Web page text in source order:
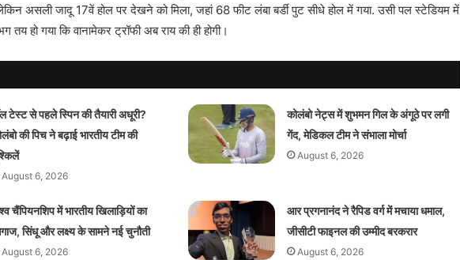
लेकिन असली जादू 17वें होल पर देखने को मिला, जहां 68 फीट लंबा बर्डी पुट सीधे होल में गया. उसी पल स्टेडियम में
हो गया कि वानामेकर ट्रॉफी अब राय की ही होगी।
टेस्ट से पहले स्पिन की तैयारी अधूरी?
की पिच ने बढ़ाई भारतीय टीम की
August 6, 2026
कोलंबो नेट्स में शुभमन गिल के अंगूठे पर लगी
गेंद, मेडिकल टीम ने संभाला मोर्चा
August 6, 2026
चैंपियनशिप में भारतीय खिलाड़ियों का
सिंधू और लक्ष्य के सामने नई चुनौती
August 6, 2026
आर प्रगनानंद ने रैपिड वर्ग में मचाया धमाल,
जीसीटी फाइनल की उम्मीद बरकरार
August 6, 2026